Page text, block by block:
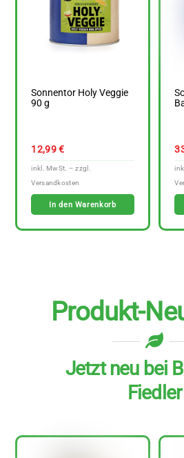
Sonnentor Holy Veggie
90 g
12,99€
In den Warenkorb
Produkt-
Jetzt neu bei
Fiedler